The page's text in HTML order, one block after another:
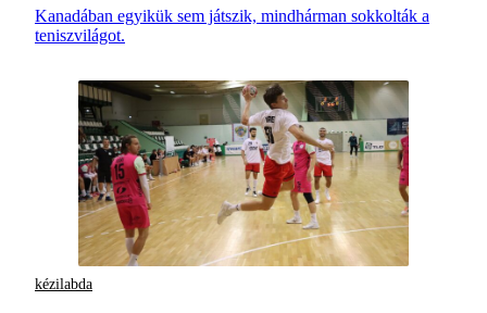
Kanadában egyikük sem játszik, mindhárman sokkolták a
teniszvilágot.
kézilabda